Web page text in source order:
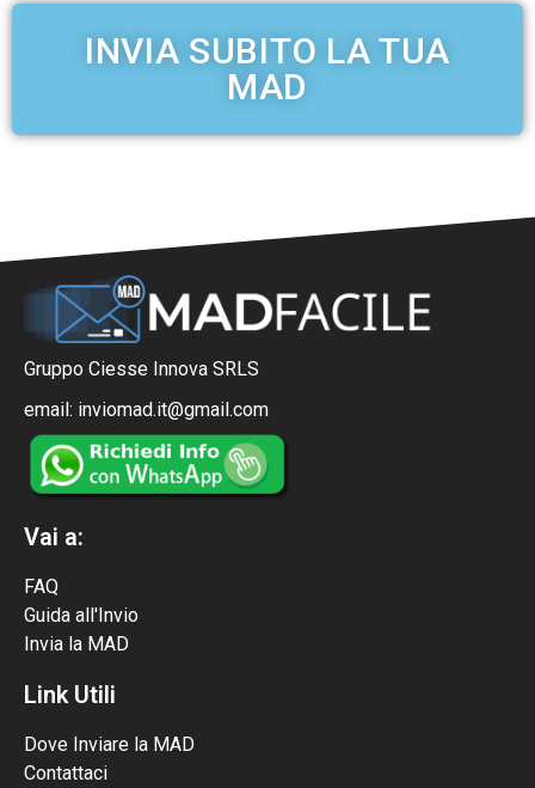
INVIA SUBITO LA TUA
MAD
Gruppo Ciesse Innova SRLS
email: inviomad.it@gmail.com
Vai a:
FAQ
Guida all'Invio
Invia la MAD
Link Utili
Dove Inviare la MAD
Contattaci